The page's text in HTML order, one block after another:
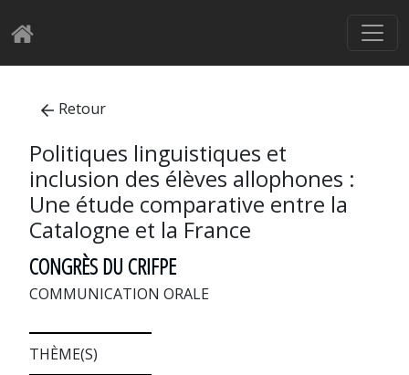
Retour
Politiques linguistiques et
inclusion des élèves allophones :
Une étude comparative entre la
Catalogne et la France
CONGRÈS DU CRIFPE
COMMUNICATION ORALE
THÈME(S)